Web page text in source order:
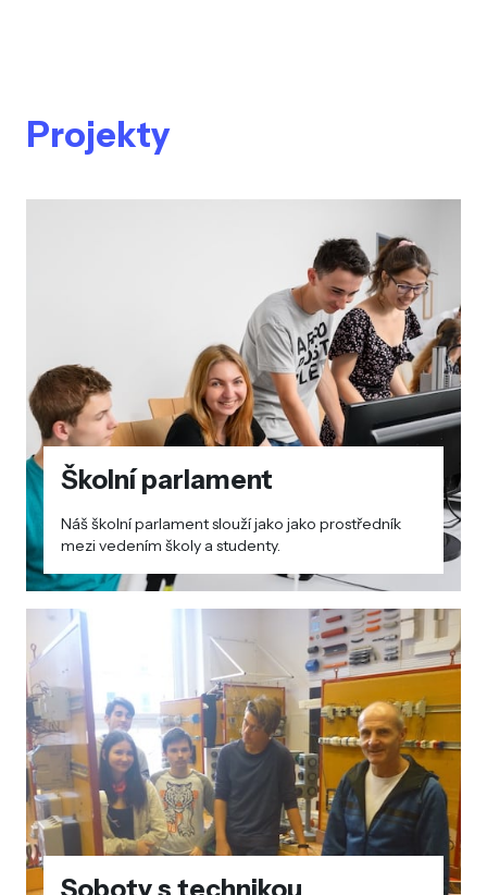
Projekty
Školní parlament
Náš školní parlament slouží jako jako prostředník
mezi vedením školy a studenty.